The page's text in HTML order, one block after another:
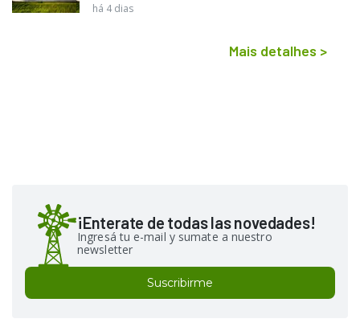
há 4 dias
Mais detalhes >
¡Enterate de todas las novedades!
Ingresá tu e-mail y sumate a nuestro
newsletter
Suscribirme